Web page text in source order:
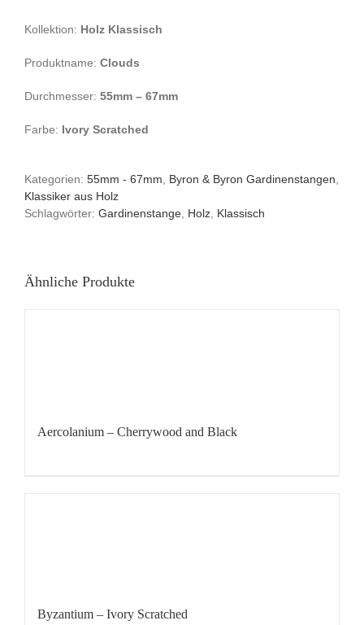
Kollektion: Holz Klassisch
Produktname: Clouds
Durchmesser: 55mm – 67mm
Farbe: Ivory Scratched
Kategorien: 55mm - 67mm Byron & Byron Gardinenstangen
Klassiker aus Holz
Schlagwörter: Gardinenstange Holz Klassisch
Ähnliche Produkte
Aercolanium – Cherrywood and Black
Byzantium – Ivory Scratched